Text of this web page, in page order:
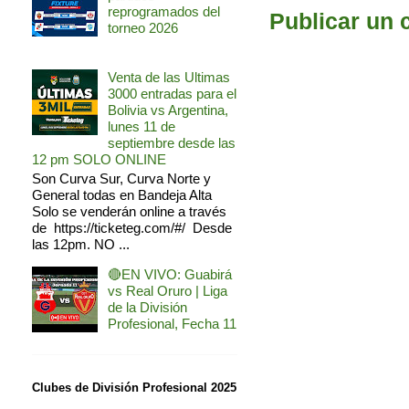
Publicar un
reprogramados del
torneo 2026
Venta de las Ultimas
3000 entradas para el
Bolivia vs Argentina,
lunes 11 de
septiembre desde las
12 pm SOLO ONLINE
Son Curva Sur, Curva Norte y
General todas en Bandeja Alta
Solo se venderán online a través
de https://ticketeg.com/#/ Desde
las 12pm. NO ...
🔴EN VIVO: Guabirá
vs Real Oruro | Liga
de la División
Profesional, Fecha 11
Clubes de División Profesional 2025